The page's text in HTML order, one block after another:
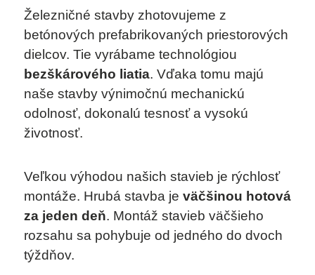
KONTAKT
Železničné stavby zhotovujeme z
betónových prefabrikovaných priestorových
dielcov. Tie vyrábame technológiou
bezškárového liatia. Vďaka tomu majú
naše stavby výnimočnú mechanickú
odolnosť, dokonalú tesnosť a vysokú
životnosť.
Veľkou výhodou našich stavieb je rýchlosť
montáže. Hrubá stavba je väčšinou hotová
za jeden deň. Montáž stavieb väčšieho
rozsahu sa pohybuje od jedného do dvoch
týždňov.